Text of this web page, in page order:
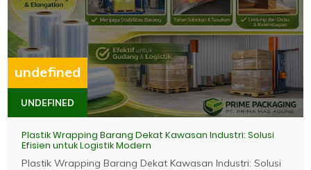
undefined
UNDEFINED
Plastik Wrapping Barang Dekat Kawasan Industri: Solusi
Efisien untuk Logistik Modern
Plastik Wrapping Barang Dekat Kawasan Industri: Solusi